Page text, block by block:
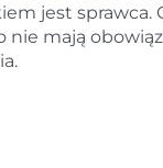
jest
nie mają